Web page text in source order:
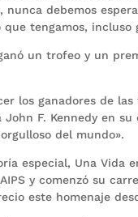
nunca debemos
tengamos,
un trofeo y un
los ganadores de
John F. Kennedy en
del mundo».
especial, Una Vida
y comenzó su
este homenaje